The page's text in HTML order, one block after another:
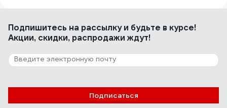
Удобный объём для готовки, прозрачность удобна
крепкий от падения не раскололся
2 отзыва
Подпишитесь на рассылкуи будьте в курсе!
Акции, скидки, распродажи ждут!
Подписаться